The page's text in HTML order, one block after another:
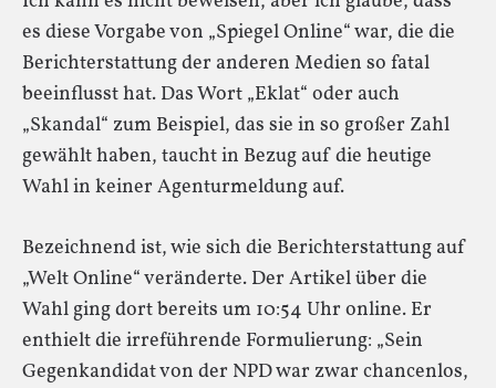
es diese Vorgabe von „Spiegel Online“ war, die die
Berichterstattung der anderen Medien so fatal
beeinflusst hat. Das Wort „Eklat“ oder auch
„Skandal“ zum Beispiel, das sie in so großer Zahl
gewählt haben, taucht in Bezug auf die heutige
Wahl in keiner Agenturmeldung auf.
Bezeichnend ist, wie sich die Berichterstattung auf
„Welt Online“ veränderte. Der Artikel über die
Wahl ging dort bereits um 10:54 Uhr online. Er
enthielt die irreführende Formulierung: „Sein
Gegenkandidat von der NPD war zwar chancenlos,